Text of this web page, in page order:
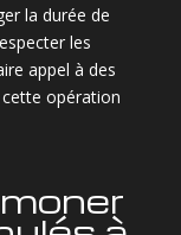
la durée de
les
appel à des
opération